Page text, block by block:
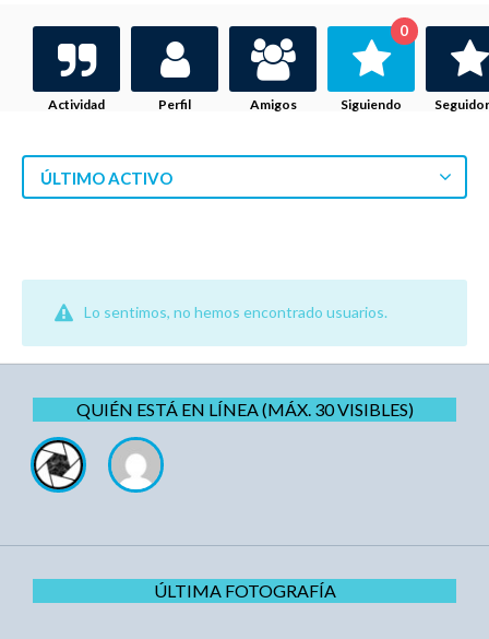
Actividad Perfil Amigos Siguiendo
0
ÚLTIMO ACTIVO
Lo sentimos, no hemos encontrado usuarios.
QUIÉN ESTÁ EN LÍNEA (MÁX. 30 VISIBLES)
ÚLTIMA FOTOGRAFÍA